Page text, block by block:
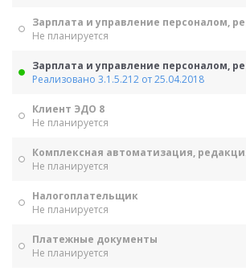
Зарплата и управление персоналом,
Не планируется
Зарплата и управление персоналом,
Реализовано 3.1.5.212 от 25.04.2018
Клиент ЭДО 8
Не планируется
Комплексная автоматизация,
Не планируется
Налогоплательщик
Не планируется
Платежные документы
Не планируется